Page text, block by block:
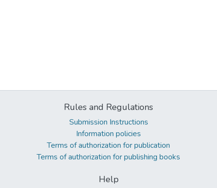
Rules and Regulations
Submission Instructions
Information policies
Terms of authorization for publication
Terms of authorization for publishing books
Help